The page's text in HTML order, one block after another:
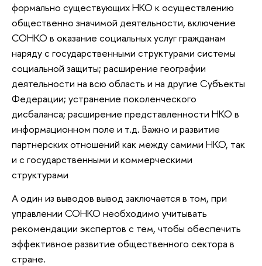
формально существующих НКО к осуществлению
общественно значимой деятельности, включение
СОНКО в оказание социальных услуг гражданам
наряду с государственными структурами системы
социальной защиты; расширение географии
деятельности на всю область и на другие Субъекты
Федерации; устранение поколенческого
дисбаланса; расширение представленности НКО в
информационном поле и т.д. Важно и развитие
партнерских отношений как между самими НКО, так
и с государственными и коммерческими
структурами
А один из выводов вывод заключается в том, при
управлении СОНКО необходимо учитывать
рекомендации экспертов с тем, чтобы обеспечить
эффективное развитие общественного сектора в
стране.